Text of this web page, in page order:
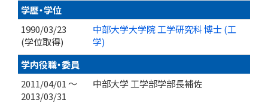
学歴・学位
1990/03/23
(学位取得)
中部大学大学院 工学研究科 博士 (工
学)
学内役職・委員
2011/04/01 ～
2013/03/31
中部大学 工学部学部長補佐